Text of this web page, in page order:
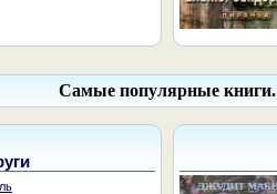
Самые популярные книги.